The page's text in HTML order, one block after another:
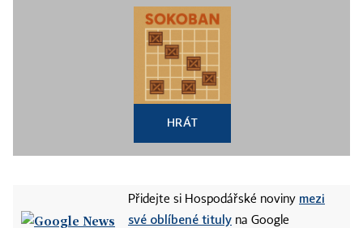
HRÁT
Přidejte si Hospodářské noviny mezi
své oblíbené tituly na Google